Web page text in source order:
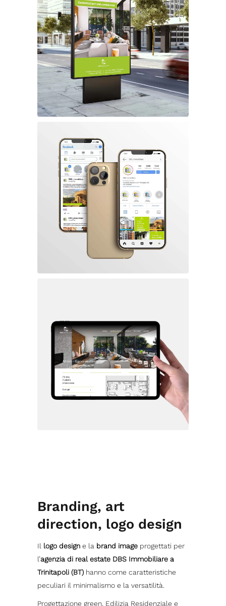
Branding, art
direction, logo design
Il logo design e la brand image progettati per
l’agenzia di real estate DBS Immobiliare a
Trinitapoli (BT) hanno come caratteristiche
peculiari il minimalismo e la versatilità.
Progettazione green, Edilizia Residenziale e